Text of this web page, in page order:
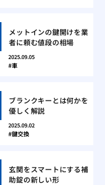
メットインの鍵開けを業
者に頼む値段の相場
2025.09.05
車
ブランクキーとは何かを
優しく解説
2025.09.02
鍵交換
玄関をスマートにする補
助錠の新しい形